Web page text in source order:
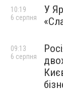
У
10:19
6 серпня
09:13
6 серпня